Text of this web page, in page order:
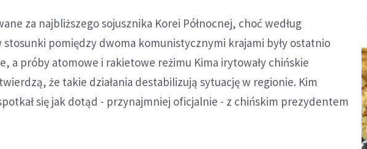
za najbliższego sojusznika Korei Północnej, choć według
pomiędzy dwoma komunistycznymi krajami były ostatnio
a próby atomowe i rakietowe reżimu Kima irytowały chińskie
że takie działania destabilizują sytuację w regionie. Kim
się jak dotąd - przynajmniej oficjalnie - z chińskim prezydentem